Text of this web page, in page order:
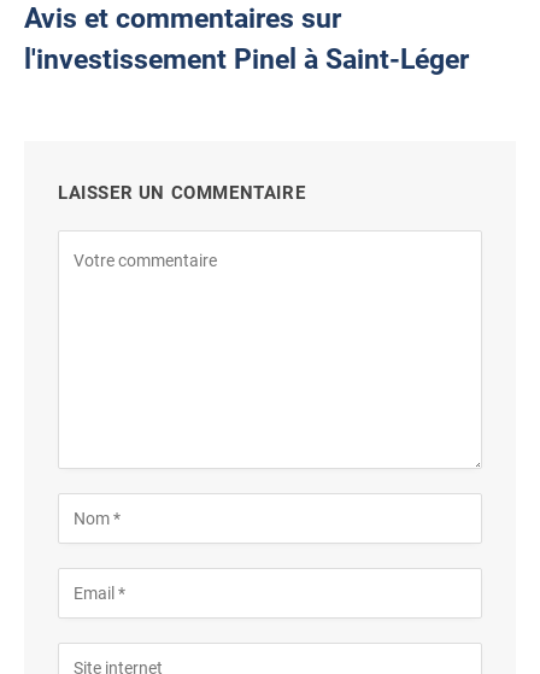
Avis et commentaires sur
l'investissement Pinel à Saint-Léger
LAISSER UN COMMENTAIRE